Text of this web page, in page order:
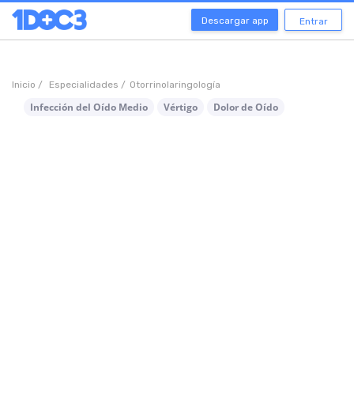
Descargar app Entrar
Inicio / Especialidades / Otorrinolaringología
Infección del Oído Medio Vértigo Dolor de Oído